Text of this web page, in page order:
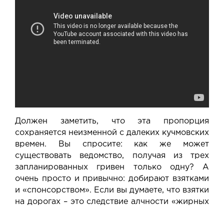
Должен заметить, что эта пропорция
сохраняется неизменной с далеких кучмовских
времен. Вы спросите: как же может
существовать ведомство, получая из трех
запланированных гривен только одну? А
очень просто и привычно: добирают взятками
и «спонсорством». Если вы думаете, что взятки
на дорогах – это следствие алчности «жирных